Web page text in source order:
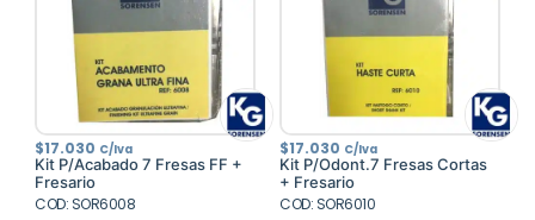
$17.030 C/Iva
Kit P/Acabado 7 Fresas FF +
Fresario
COD: SOR6008
$17.030 C/Iva
Kit P/Odont.7 Fresas Cortas
+ Fresario
COD: SOR6010